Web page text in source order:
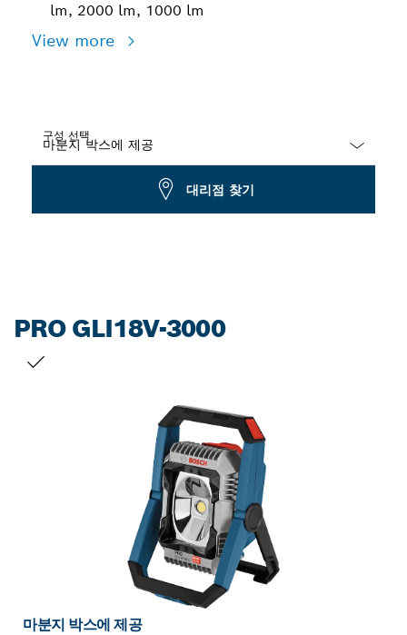
lm, 2000 lm, 1000 lm
View more
구성 선택
대리점 찾기
PRO GLI18V-3000
마분지 박스에 제공